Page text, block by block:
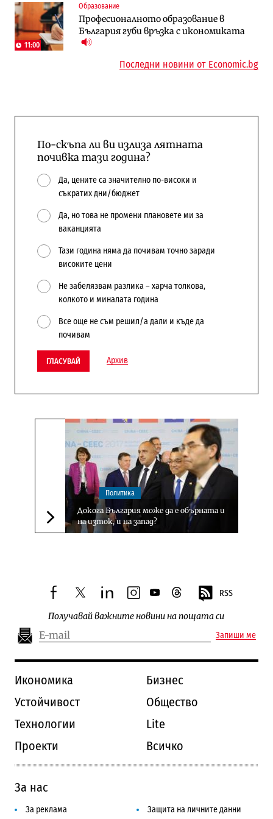
11:00
Образование
Професионалното образование в
България губи връзка с икономиката
АЕЦ „Козлодуй“ ще работи само още
няколко седмици, ако сушата продължи
Лекарствата за редки болести
попадат в капан на обществените
поръчки?
Последни новини от Economic.bg
По-скъпа ли ви излиза лятната
почивка тази година?
Да, цените са значително по-високи и
съкратих дни/бюджет
Да, но това не промени плановете ми за
ваканцията
Тази година няма да почивам точно заради
високите цени
Не забелязвам разлика – харча толкова,
колкото и миналата година
Все още не съм решил/а дали и къде да
почивам
ГЛАСУВАЙ Архив
Следваща новина
Политика
Докога България може да е обърната и
на изток, и на запад?
facebooktwitterlinkedininstagram
youtubethreads RSS
Получавай важните новини на пощата си
Запиши ме
Икономика
Бизнес
Устойчивост
Общество
Технологии
Lite
Проекти
Всичко
За нас
За реклама Защита на личните данни